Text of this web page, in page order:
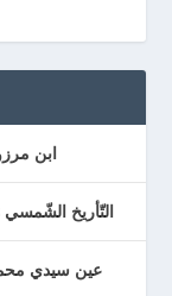
ابن مرزوق
Les Calendriers Solaires التّأريخ الشّمسي
عين سيدي